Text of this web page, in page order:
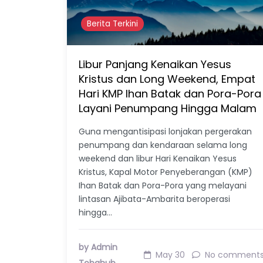
Berita Terkini
Libur Panjang Kenaikan Yesus
Kristus dan Long Weekend, Empat
Hari KMP Ihan Batak dan Pora-Pora
Layani Penumpang Hingga Malam
Guna mengantisipasi lonjakan pergerakan
penumpang dan kendaraan selama long
weekend dan libur Hari Kenaikan Yesus
Kristus, Kapal Motor Penyeberangan (KMP)
Ihan Batak dan Pora-Pora yang melayani
lintasan Ajibata-Ambarita beroperasi
hingga…
by Admin
May 30 No